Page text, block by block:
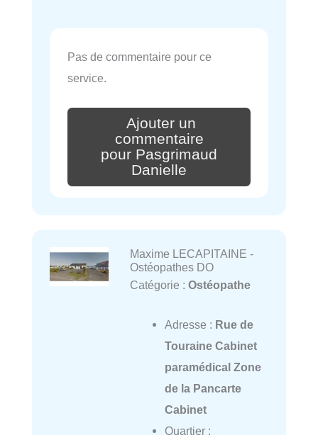
Pas de commentaire pour ce
service.
Ajouter un
commentaire
pour Pasgrimaud
Danielle
Maxime LECAPITAINE -
Ostéopathes DO
Catégorie : Ostéopathe
Adresse : Rue de
Touraine Cabinet
paramédical Zone
de la Pancarte
Cabinet
Quartier :